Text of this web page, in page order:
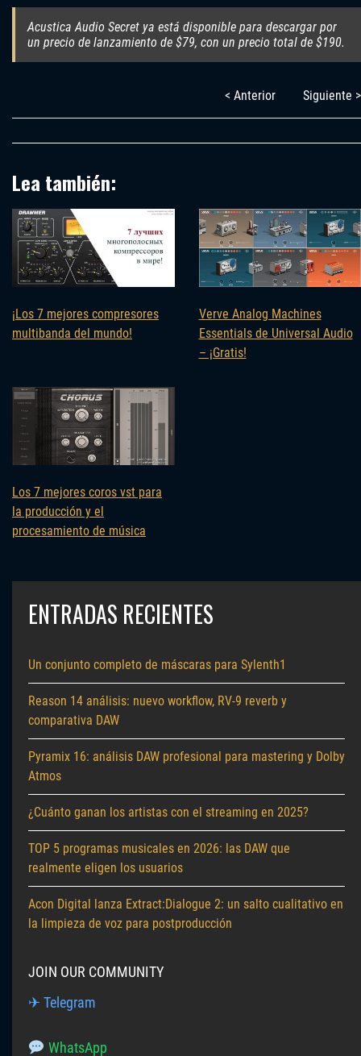
Acustica Audio Secret ya está disponible para descargar por
un precio de lanzamiento de $79, con un precio total de $190.
< Anterior Siguiente >
Lea también:
¡Los 7 mejores compresores
multibanda del mundo!
Verve Analog Machines
Essentials de Universal Audio
– ¡Gratis!
Los 7 mejores coros vst para
la producción y el
procesamiento de música
ENTRADAS RECIENTES
Un conjunto completo de máscaras para Sylenth1
Reason 14 análisis: nuevo workflow, RV-9 reverb y
comparativa DAW
Pyramix 16: análisis DAW profesional para mastering y Dolby
Atmos
¿Cuánto ganan los artistas con el streaming en 2025?
TOP 5 programas musicales en 2026: las DAW que
realmente eligen los usuarios
Acon Digital lanza Extract:Dialogue 2: un salto cualitativo en
la limpieza de voz para postproducción
JOIN OUR COMMUNITY
✈ Telegram
WhatsApp